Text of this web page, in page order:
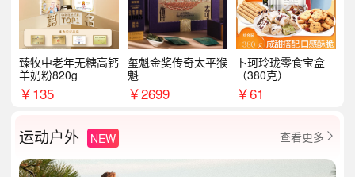
臻牧中老年无糖高钙
羊奶粉820g
￥135
玺魁金奖传奇太平猴
魁
￥2699
卜珂玲珑零食宝盒
（380克）
￥61
运动户外 NEW 查看更多 